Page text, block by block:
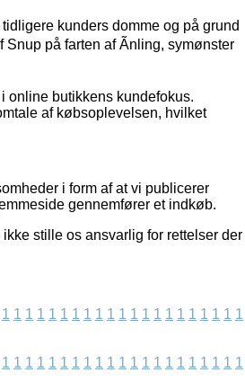
kunders domme og på grund
på farten af Ãnling, symønster
online butikkens kundefokus.
af købsoplevelsen, hvilket
i form af at vi publicerer
gennemfører et indkøb.
stille os ansvarlig for rettelser der
1 1 1 1 1 1 1 1 1 1 1 1 1 1 1 1 1 1 1 1 1
1 1 1 1 1 1 1 1 1 1 1 1 1 1 1 1 1 1 1 1 1